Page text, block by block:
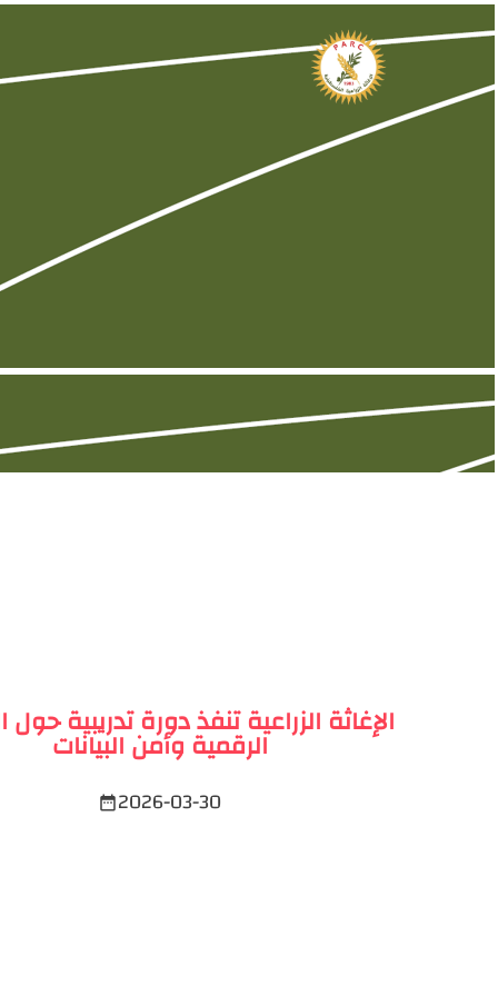
الإغاثة الزراعية تنفذ دورة تدريبية
الرقمية وأمن البيانات
2026-03-30
date_range